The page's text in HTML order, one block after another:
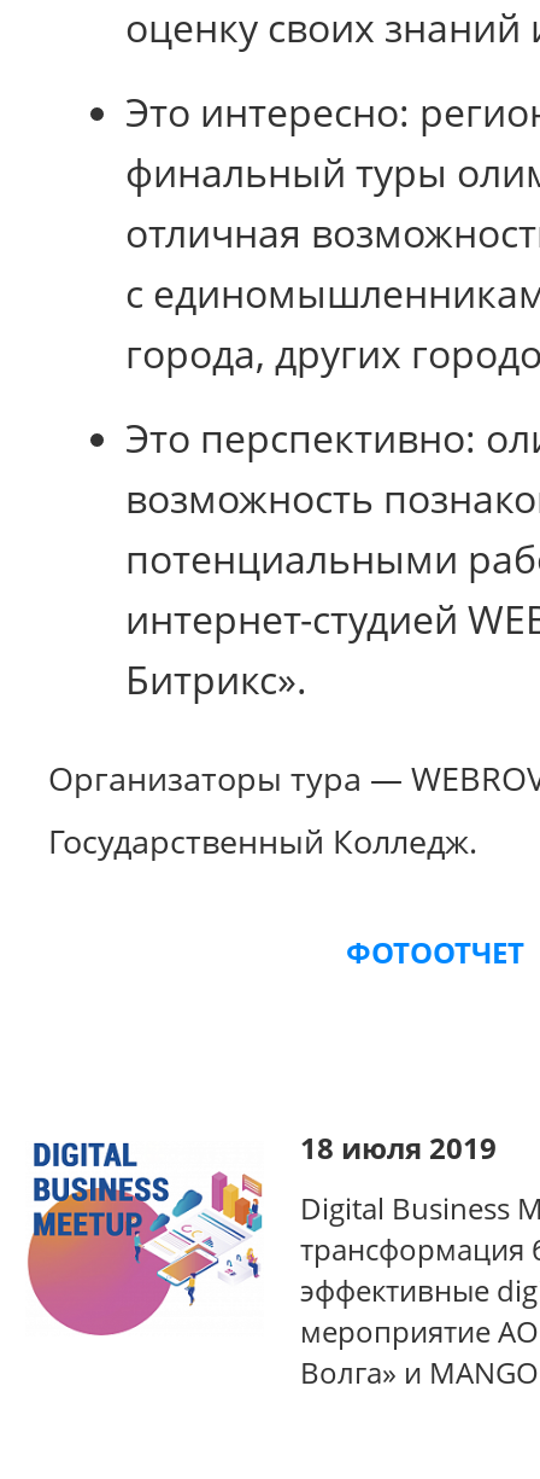
оценку своих
Это интересно:
финальный туры
отличная
с
города, других
Это перспективно:
возможность
потенциальными
интернет-студией
Битрикс».
Организаторы тура —
Государственный Колледж.
ФОТООТЧЕТ
18 июля 2019
Digital Business
трансформация
эффективные
мероприятие
Волга» и